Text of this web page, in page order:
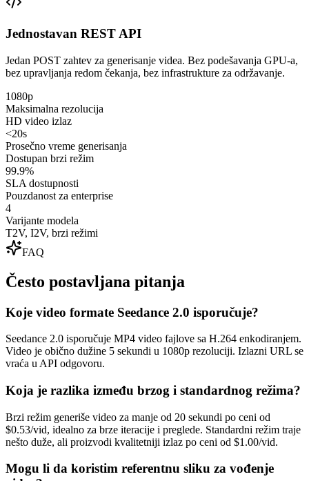
Jednostavan REST API
Jedan POST zahtev za generisanje videa. Bez podešavanja GPU-a,
bez upravljanja redom čekanja, bez infrastrukture za održavanje.
1080p
Maksimalna rezolucija
HD video izlaz
<20s
Prosečno vreme generisanja
Dostupan brzi režim
99.9%
SLA dostupnosti
Pouzdanost za enterprise
4
Varijante modela
T2V, I2V, brzi režimi
FAQ
Često postavljana pitanja
Koje video formate Seedance 2.0 isporučuje?
Seedance 2.0 isporučuje MP4 video fajlove sa H.264 enkodiranjem.
Video je obično dužine 5 sekundi u 1080p rezoluciji. Izlazni URL se
vraća u API odgovoru.
Koja je razlika između brzog i standardnog režima?
Brzi režim generiše video za manje od 20 sekundi po ceni od
$0.53/vid, idealno za brze iteracije i preglede. Standardni režim traje
nešto duže, ali proizvodi kvalitetniji izlaz po ceni od $1.00/vid.
Mogu li da koristim referentnu sliku za vođenje